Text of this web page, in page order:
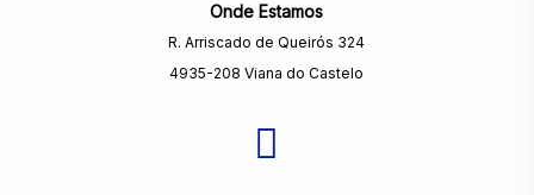
Onde Estamos
R. Arriscado de Queirós 324
4935-208 Viana do Castelo